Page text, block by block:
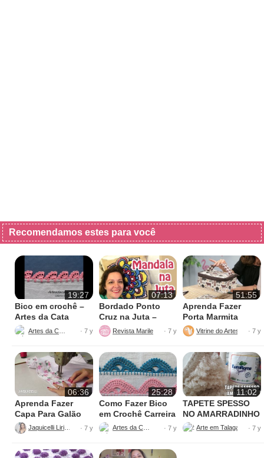
Recomendamos estes para você
19:27
Bico em crochê –
Artes da Cata
· 7 y
07:13
Bordado Ponto
Cruz na Juta –
Fácil de Fazer
Revista Marileny Ponto Cruz
· 7 y
51:55
Aprenda Fazer
Porta Marmita
Térmica
Vitrine do Artesanato
· 7 y
06:36
Aprenda Fazer
Capa Para Galão
de Água – 20 litros
Jaquicelli Liriane · 7 y
25:28
Como Fazer Bico
em Crochê Carreira
Única
Artes da Cata · 7 y
11:02
TAPETE SPESSO
NO AMARRADINHO
PERFEITO
· 7 y